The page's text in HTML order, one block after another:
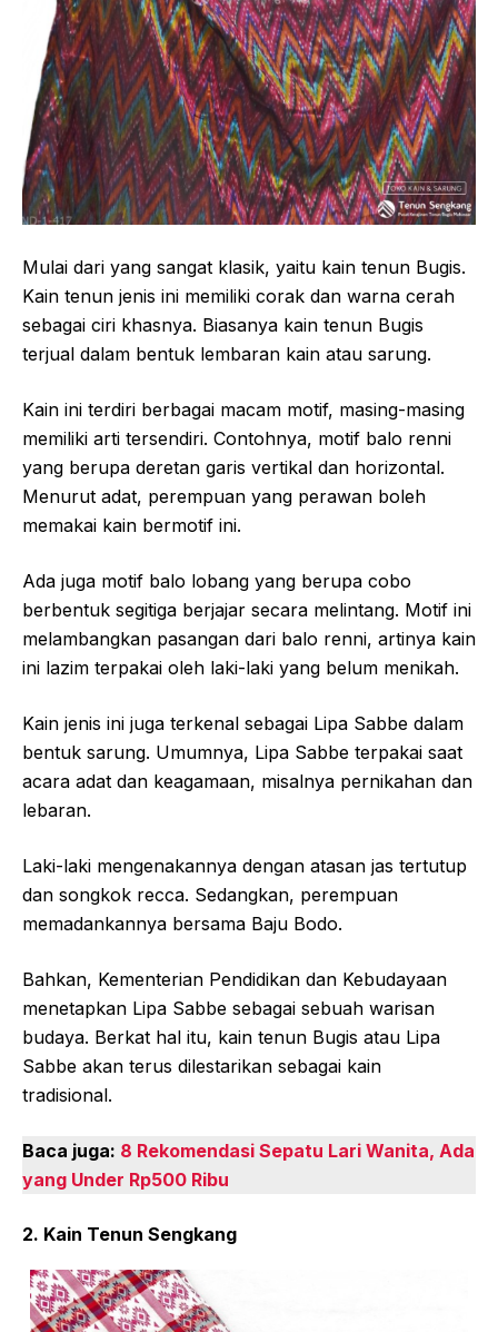
Mulai dari yang sangat klasik, yaitu kain tenun Bugis.
Kain tenun jenis ini memiliki corak dan warna cerah
sebagai ciri khasnya. Biasanya kain tenun Bugis
terjual dalam bentuk lembaran kain atau sarung.
Kain ini terdiri berbagai macam motif, masing-masing
memiliki arti tersendiri. Contohnya, motif balo renni
yang berupa deretan garis vertikal dan horizontal.
Menurut adat, perempuan yang perawan boleh
memakai kain bermotif ini.
Ada juga motif balo lobang yang berupa cobo
berbentuk segitiga berjajar secara melintang. Motif ini
melambangkan pasangan dari balo renni, artinya kain
ini lazim terpakai oleh laki-laki yang belum menikah.
Kain jenis ini juga terkenal sebagai Lipa Sabbe dalam
bentuk sarung. Umumnya, Lipa Sabbe terpakai saat
acara adat dan keagamaan, misalnya pernikahan dan
lebaran.
Laki-laki mengenakannya dengan atasan jas tertutup
dan songkok recca. Sedangkan, perempuan
memadankannya bersama Baju Bodo.
Bahkan, Kementerian Pendidikan dan Kebudayaan
menetapkan Lipa Sabbe sebagai sebuah warisan
budaya. Berkat hal itu, kain tenun Bugis atau Lipa
Sabbe akan terus dilestarikan sebagai kain
tradisional.
Baca juga: 8 Rekomendasi Sepatu Lari Wanita, Ada
yang Under Rp500 Ribu
2. Kain Tenun Sengkang